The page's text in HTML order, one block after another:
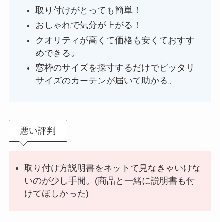
取り付けがとっても簡単！
おしゃれで気分が上がる！
クオリティが高くて価格も安くておすす
めできる。
窓枠のサイズを採寸するだけでピッタリ
サイズのカーテンが届いて助かる。
悪い評判
取り付け方説明書をネットで見なきゃいけな
いのが少し手間。(商品と一緒に説明書も付
けてほしかった)